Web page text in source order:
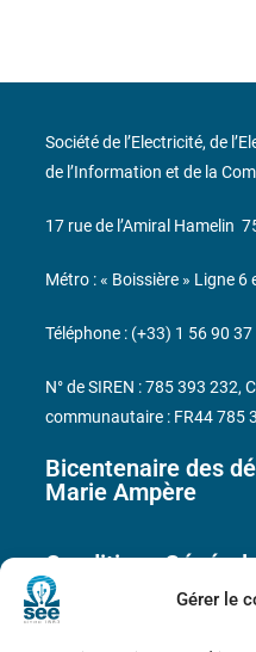
Gérer le
Bicentenaire des
Marie Ampère
Conditions
Société de l’Electricité, de
de l’Information et de la
17 rue de l’Amiral Hamelin
Métro : « Boissière » Ligne 6
Téléphone : (+33) 1 56 90 37
N° de SIREN : 785 393 232,
communautaire : FR44 785